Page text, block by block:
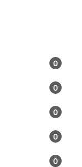
0
0
0
0
0